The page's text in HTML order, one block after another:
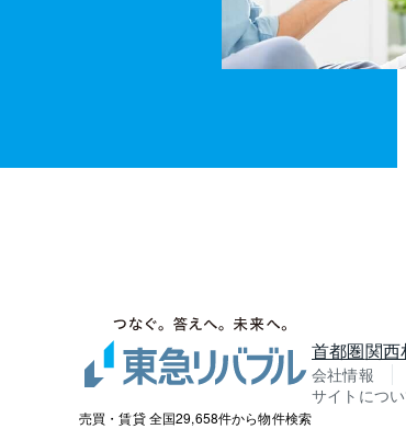
売買・賃貸 全国29,658件から物件検索
首都圏関西
会社情報
サイトにつ